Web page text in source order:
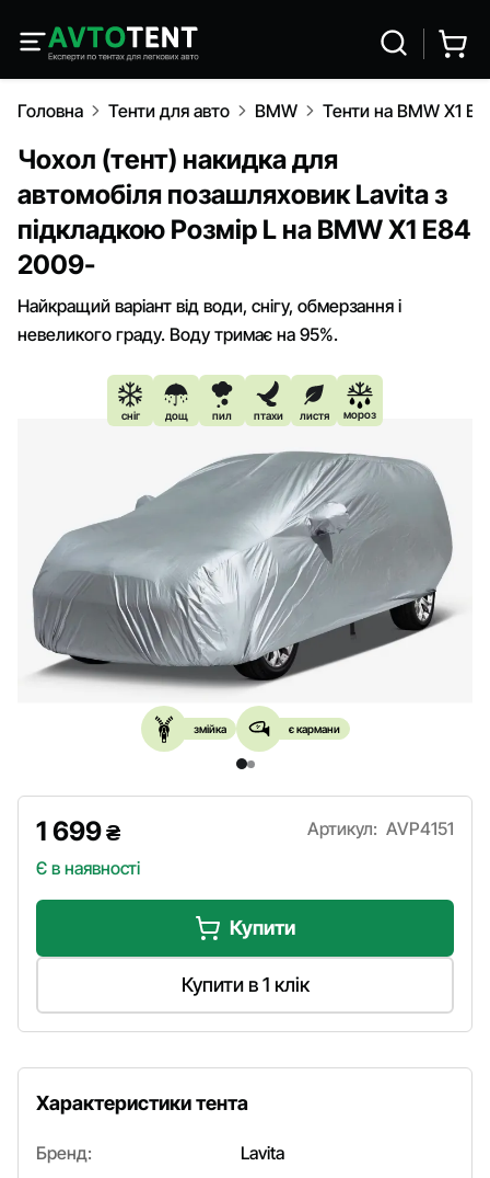
Головна Тенти для авто BMW Тенти на BMW X1
Чохол (тент) накидка для
автомобіля позашляховик Lavita з
підкладкою Розмір L на BMW X1 E84
2009-
Найкращий варіант від води, снігу, обмерзання і
невеликого граду. Воду тримає на 95%.
сніг дощ пил птахи листя мороз
змійка є кармани
1 699₴
Є в наявності
Артикул: AVP4151
Купити
Купити в 1 клік
Характеристики тента
Бренд:
Lavita